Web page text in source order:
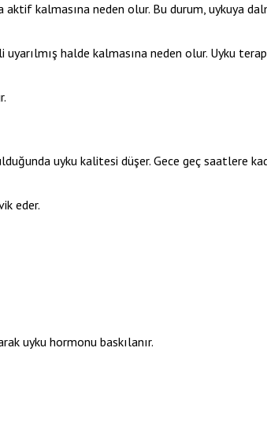
kalmasına neden olur. Bu durum, uykuya
halde kalmasına neden olur. Uyku
uyku kalitesi düşer. Gece geç saatlere
eder.
uyku hormonu baskılanır.